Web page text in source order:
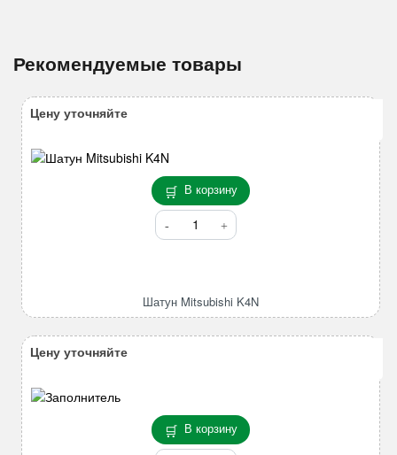
Рекомендуемые товары
В корзину
Количество
товара
Шатун Mitsubishi K4N
Цену уточняйте
В корзину
Цену уточняйте